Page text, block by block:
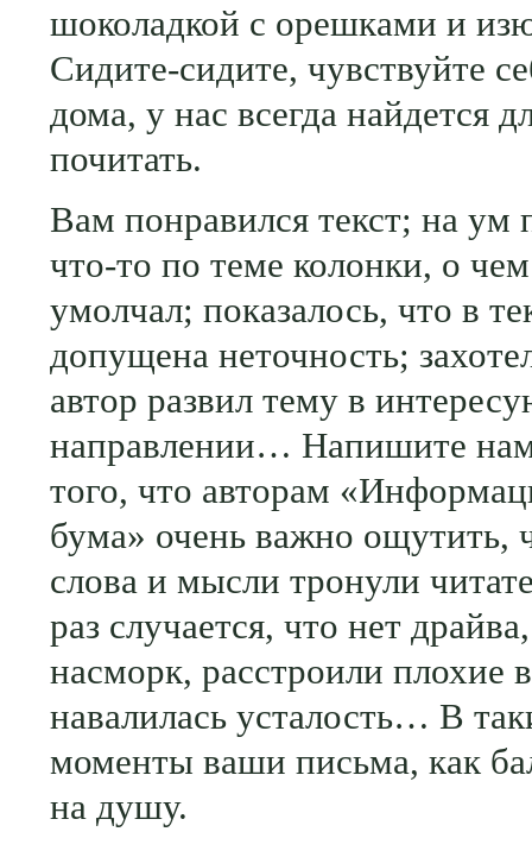
шоколадкой с орешками и
Сидите-сидите, чувствуйте
дома, у нас всегда найдется
почитать.
Вам понравился текст; на ум
что-то по теме колонки, о
умолчал; показалось, что в
допущена неточность;
автор развил тему в
направлении… Напишите
того, что авторам
бума» очень важно ощутить,
слова и мысли тронули
раз случается, что нет
насморк, расстроили плохие
навалилась усталость… В
моменты ваши письма, как
на душу.